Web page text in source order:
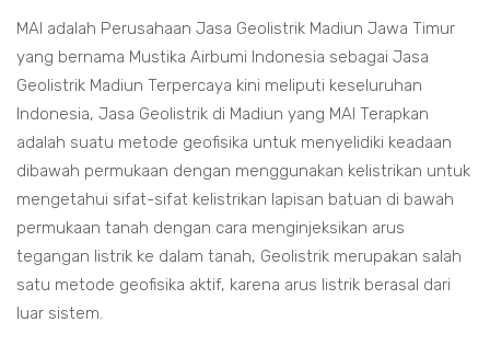
MAI adalah Perusahaan Jasa Geolistrik Madiun Jawa Timur
yang bernama Mustika Airbumi Indonesia sebagai Jasa
Geolistrik Madiun Terpercaya kini meliputi keseluruhan
Indonesia, Jasa Geolistrik di Madiun yang MAI Terapkan
adalah suatu metode geofisika untuk menyelidiki keadaan
dibawah permukaan dengan menggunakan kelistrikan untuk
mengetahui sifat-sifat kelistrikan lapisan batuan di bawah
permukaan tanah dengan cara menginjeksikan arus
tegangan listrik ke dalam tanah, Geolistrik merupakan salah
satu metode geofisika aktif, karena arus listrik berasal dari
luar sistem.